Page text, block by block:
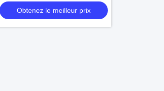
séchage
Obtenez le meilleur prix